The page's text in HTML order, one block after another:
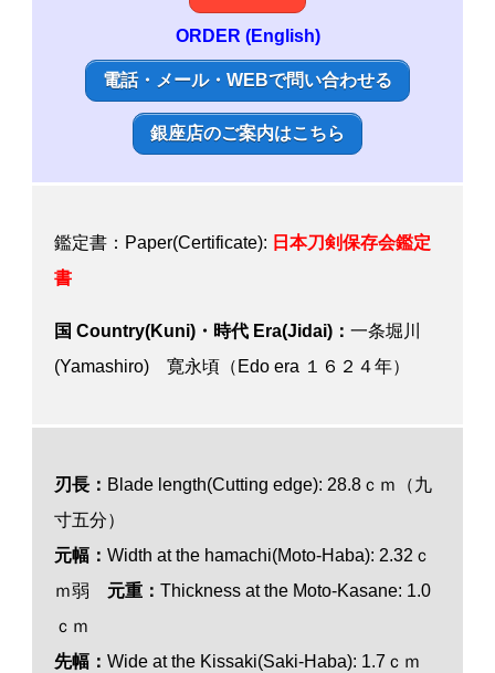
ORDER (English)
電話・メール・WEBで問い合わせる
銀座店のご案内はこちら
鑑定書：Paper(Certificate): 日本刀剣保存会鑑定
書
国 Country(Kuni)・時代 Era(Jidai)： 一条堀川
(Yamashiro) 寛永頃（Edo era １６２４年）
刃長： Blade length(Cutting edge): 28.8ｃｍ（九
寸五分）
元幅： Width at the hamachi(Moto-Haba): 2.32ｃ
ｍ弱 元重： Thickness at the Moto-Kasane: 1.0
ｃｍ
先幅： Wide at the Kissaki(Saki-Haba): 1.7ｃｍ